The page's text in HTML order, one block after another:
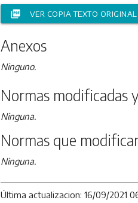
picture_as_pdf VER COPIA TEXTO ORIGINAL
Anexos
Ninguno.
Normas modificadas
Ninguna.
Normas que
Ninguna.
Última actualizacion: 16/09/2021